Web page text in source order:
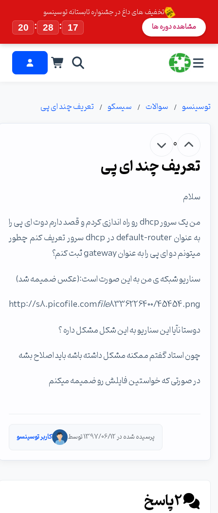
تخفیف های داغ در جشنواره تابستانه توسینسو
20
: 28 : 16 مشاهده دوره ها
توسینسو سوالات سیسکو تعریف چند ای پی
0
تعریف چند ای پی
سلام
من یک سرور dhcp رو راه اندازی کردم و قصد دارم دوت ای پی را
به عنوان default-router در dhcp سرور تعریف کنم چطور
میتونم دو ای پی را به عنوان gateway ثبت کنم؟
سناریو شبکه ی من به این صورت است:(عکس ضمیمه شد)
http://s8.picofile.comfile8336226400/45454.png
دوستا نآیا این سناریو به این شکل مشکل داره ؟
چون استاد گفتم ممکنه مشکل داشته باشه باید اصلاح بشه
در صورتی که خواستین فایلش رو ضمیمه میکنم
پرسیده شده در 1397/06/12 توسط کاربر توسینسو
2پاسخ